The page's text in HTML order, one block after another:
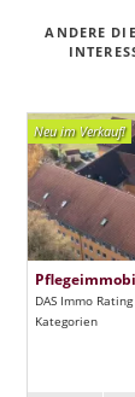
ANDERE
Neu im Verkauf!
DAS Immo Rating
Kategorien